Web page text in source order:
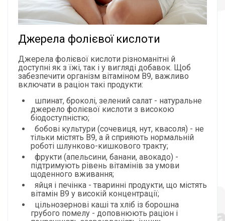
Джерела фолієвої кислоти
Джерела фолієвої кислоти різноманітні й
доступні як з їжі, так і у вигляді добавок. Щоб
забезпечити організм вітаміном B9, важливо
включати в раціон такі продукти:
шпинат, броколі, зелений салат - натуральне
джерело фолієвої кислоти з високою
біодоступністю;
бобові культури (сочевиця, нут, квасоля) - не
тільки містять B9, а й сприяють нормальній
роботі шлунково-кишкового тракту;
фрукти (апельсини, банани, авокадо) -
підтримують рівень вітамінів за умови
щоденного вживання;
яйця і печінка - тваринні продукти, що містять
вітамін B9 у високій концентрації;
цільнозернові каші та хліб із борошна
грубого помелу - доповнюють раціон і